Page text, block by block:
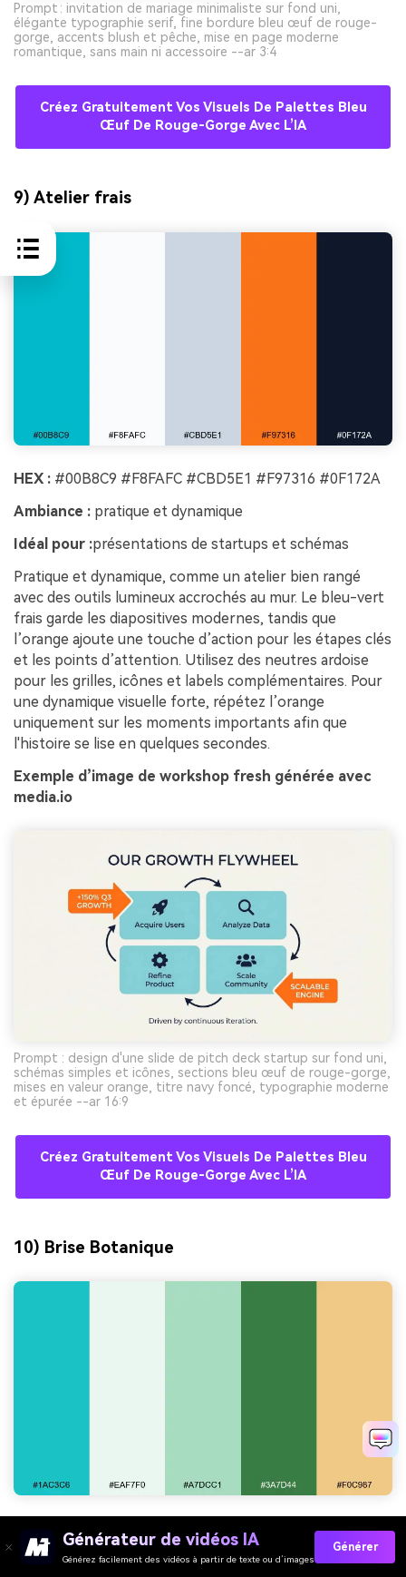
Prompt : invitation de mariage minimaliste sur fond uni,
élégante typographie serif, fine bordure bleu œuf de rouge-
gorge, accents blush et pêche, mise en page moderne
romantique, sans main ni accessoire --ar 3:4
Créez Gratuitement Vos Visuels De Palettes Bleu
Œuf De Rouge-Gorge Avec L’IA
9) Atelier frais
HEX : #00B8C9 #F8FAFC #CBD5E1 #F97316 #0F172A
Ambiance : pratique et dynamique
Idéal pour :présentations de startups et schémas
Pratique et dynamique, comme un atelier bien rangé
avec des outils lumineux accrochés au mur. Le bleu-vert
frais garde les diapositives modernes, tandis que
l’orange ajoute une touche d’action pour les étapes clés
et les points d’attention. Utilisez des neutres ardoise
pour les grilles, icônes et labels complémentaires. Pour
une dynamique visuelle forte, répétez l’orange
uniquement sur les moments importants afin que
l'histoire se lise en quelques secondes.
Exemple d’image de workshop fresh générée avec
media.io
Prompt : design d'une slide de pitch deck startup sur fond uni,
schémas simples et icônes, sections bleu œuf de rouge-gorge,
mises en valeur orange, titre navy foncé, typographie moderne
et épurée --ar 16:9
Créez Gratuitement Vos Visuels De Palettes Bleu
Œuf De Rouge-Gorge Avec L’IA
10) Brise Botanique
#1AC3C6 #EAF7F0 #A7DCC1 #3A7D44 #F0C987
Ambiance :frais et jardiné
Générateur de vidéos IA
Générez facilement des vidéos à partir de texte ou d’images
Générer